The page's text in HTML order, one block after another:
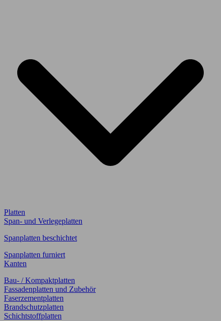
Platten
Span- und Verlegeplatten
Spanplatten beschichtet
Spanplatten furniert
Kanten
Bau- / Kompaktplatten
Fassadenplatten und Zubehör
Faserzementplatten
Brandschutzplatten
Schichtstoffplatten